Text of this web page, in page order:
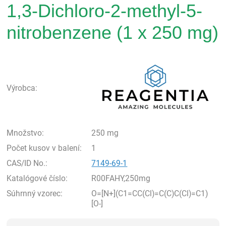
1,3-Dichloro-2-methyl-5-
nitrobenzene (1 x 250 mg)
Výrobca:
Množstvo:
250 mg
Počet kusov v balení:
1
CAS/ID No.:
7149-69-1
Katalógové číslo:
R00FAHY,250mg
Súhrnný vzorec:
O=[N+](C1=CC(Cl)=C(C)C(Cl)=C1)
[O-]